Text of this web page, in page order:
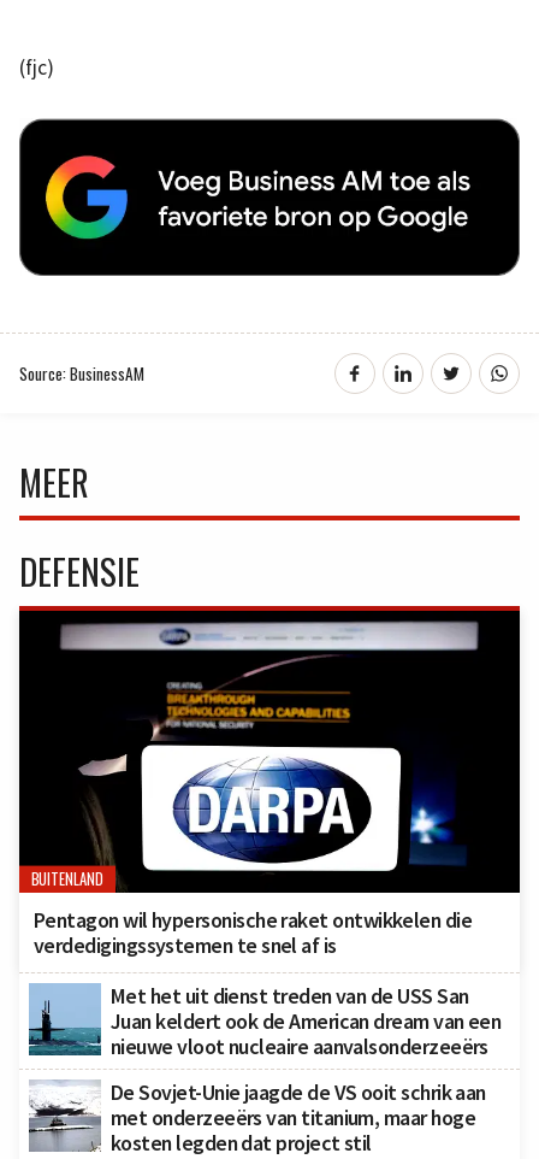
(fjc)
Source: BusinessAM
MEER
DEFENSIE
BUITENLAND
Pentagon wil hypersonische raket ontwikkelen die
verdedigingssystemen te snel af is
Met het uit dienst treden van de USS San
Juan keldert ook de American dream van een
nieuwe vloot nucleaire aanvalsonderzeeërs
De Sovjet-Unie jaagde de VS ooit schrik aan
met onderzeeërs van titanium, maar hoge
kosten legden dat project stil